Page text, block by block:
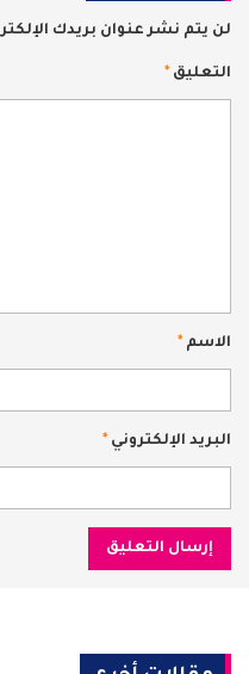
لن يتم نشر عنوان بريدك
التعليق*
الاسم*
البريد الإلكتروني*